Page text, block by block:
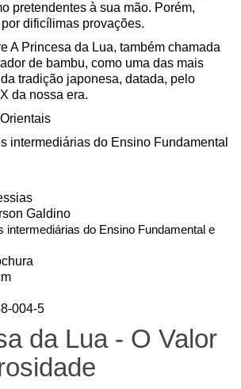
pretendentes à sua mão. Porém,
dificílimas provações.
A Princesa da Lua, também chamada
de bambu, como uma das mais
tradição japonesa, datada, pelo
da nossa era.
intermediárias do Ensino Fundamental
Galdino
intermediárias do Ensino Fundamental e
004-5
da Lua - O Valor